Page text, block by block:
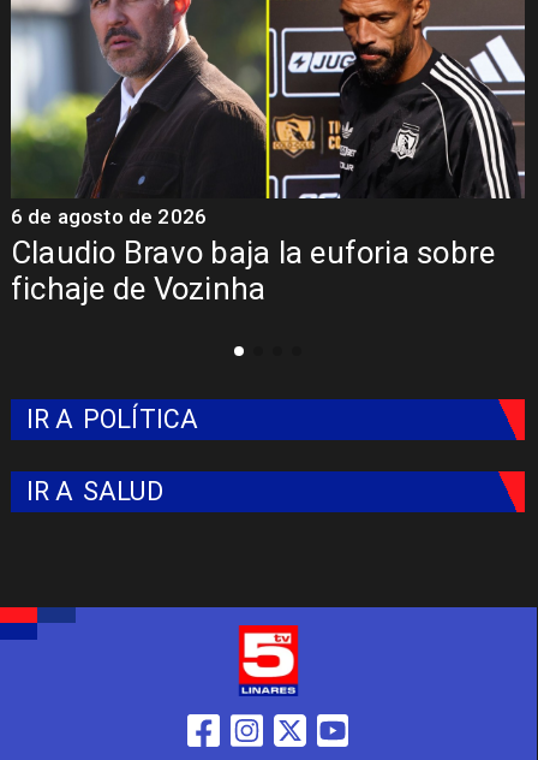
Claudio Bravo baja la euforia sobre
fichaje de Vozinha
6 de agosto de 2026
IR A POLÍTICA
IR A SALUD